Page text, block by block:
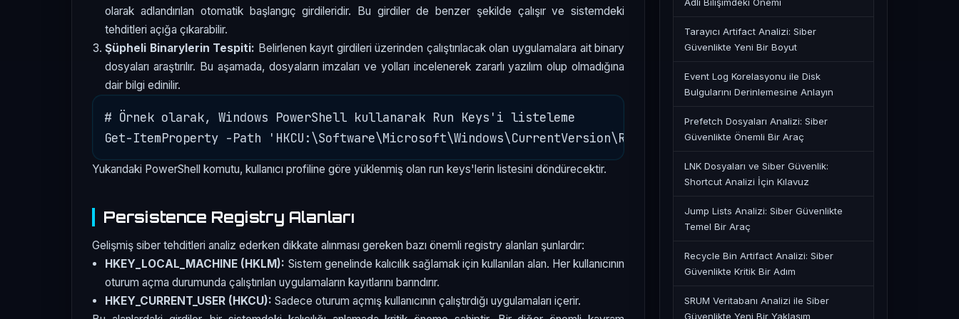
olarak adlandırılan otomatik başlangıç girdileridir. Bu girdiler de benzer şekilde çalışır ve sistemdeki
tehditleri açığa çıkarabilir.
Şüpheli Binarylerin Tespiti: Belirlenen kayıt girdileri üzerinden çalıştırılacak olan uygulamalara ait binary
dosyaları araştırılır. Bu aşamada, dosyaların imzaları ve yolları incelenerek zararlı yazılım olup olmadığına
dair bilgi edinilir.
# Örnek olarak, Windows PowerShell kullanarak Run Keys'i listeleme
Yukarıdaki PowerShell komutu, kullanıcı profiline göre yüklenmiş olan run keys'lerin listesini döndürecektir.
Persistence Registry Alanları
Gelişmiş siber tehditleri analiz ederken dikkate alınması gereken bazı önemli registry alanları şunlardır:
HKEY_LOCAL_MACHINE (HKLM): Sistem genelinde kalıcılık sağlamak için kullanılan alan. Her kullanıcının
oturum açma durumunda çalıştırılan uygulamaların kayıtlarını barındırır.
HKEY_CURRENT_USER (HKCU): Sadece oturum açmış kullanıcının çalıştırdığı uygulamaları içerir.
Tarayıcı Artifact Analizi: Siber
Güvenlikte Yeni Bir Boyut
Event Log Korelasyonu ile Disk
Bulgularını Derinlemesine Anlayın
Prefetch Dosyaları Analizi: Siber
Güvenlikte Önemli Bir Araç
LNK Dosyaları ve Siber Güvenlik:
Shortcut Analizi İçin Kılavuz
Jump Lists Analizi: Siber Güvenlikte
Temel Bir Araç
Recycle Bin Artifact Analizi: Siber
Güvenlikte Kritik Bir Adım
SRUM Veritabanı Analizi ile Siber
Güvenlikte Yeni Bir Yaklaşım